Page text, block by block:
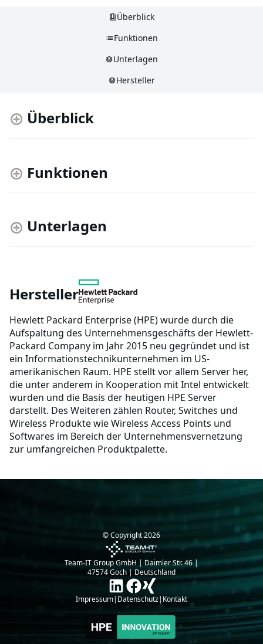
Überblick
Funktionen
Unterlagen
Hersteller
Überblick
Funktionen
Unterlagen
Hersteller
Hewlett Packard Enterprise (HPE) wurde durch die
Aufspaltung des Unternehmensgeschäfts der Hewlett-
Packard Company im Jahr 2015 neu gegründet und ist
ein Informationstechnikunternehmen im US-
amerikanischen Raum. HPE stellt vor allem Server her,
die unter anderem in Kooperation mit Intel entwickelt
wurden und die Basis der heutigen HPE Server
darstellt. Des Weiteren zählen Router, Switches und
Wireless Produkte wie Wireless Access Points und
Softwares im Bereich der Unternehmensvernetzung
zur umfangreichen Produktpalette.
© Copyright2026
Team-IT Group GmbH | Daimler Str. 46 |
47574 Goch | Deutschland
Impressum| Datenschutz| Kontakt